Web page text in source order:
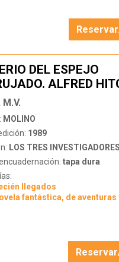
DEL ESPEJO
ALFRED
TRES
M.V.
MOLINO
1989
LOS TRES
tapa dura
llegados
fantástica, de aventuras